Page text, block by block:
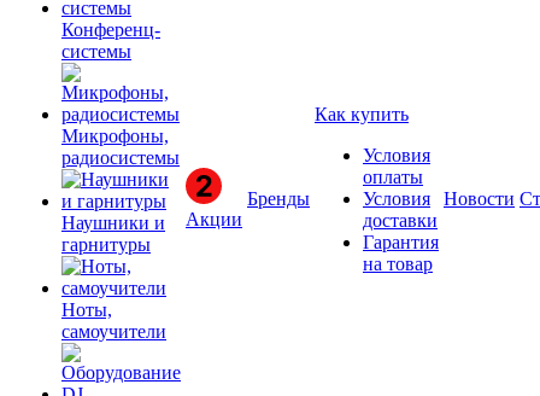
Конференц-
системы
Микрофоны,
радиосистемы
Наушники и
гарнитуры
Ноты,
самоучители
Акции
Бренды
Как купить
Условия
оплаты
Условия
доставки
Гарантия
на товар
Новости